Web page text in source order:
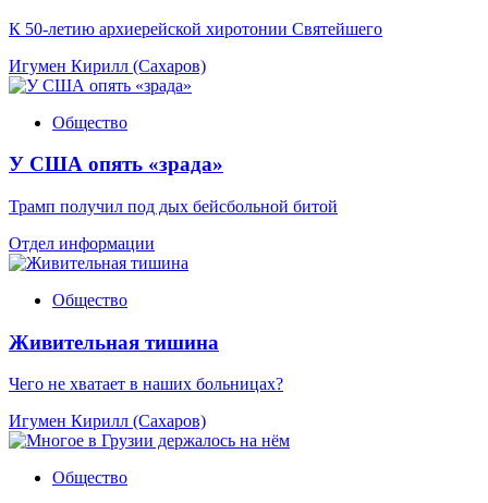
К 50-летию архиерейской хиротонии Святейшего
Игумен Кирилл (Сахаров)
Общество
У США опять «зрада»
Трамп получил под дых бейсбольной битой
Отдел информации
Общество
Живительная тишина
Чего не хватает в наших больницах?
Игумен Кирилл (Сахаров)
Общество